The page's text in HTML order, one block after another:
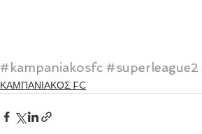
#kampaniakosfc #superleague2
ΚΑΜΠΑΝΙΑΚΟΣ FC